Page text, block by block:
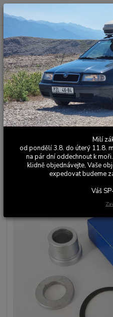
Po - Pá 9:00 - 17:00
Úvod Sportovní / Závodní podvozky
unibalového kloubu
Náhradní sada
kloubu
Milí
od pondělí 3.8. do úterý 11.8.
na pár dní oddechnout k
klidně objednávejte, Vaše
expedovat budeme
Váš